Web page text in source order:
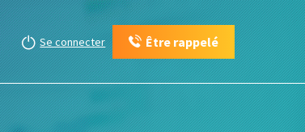
Se connecter Être rappelé